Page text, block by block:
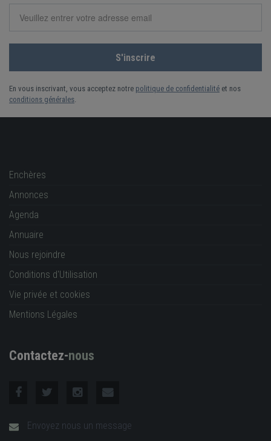
En vous inscrivant, vous acceptez notre politique de confidentialité et nos
conditions générales
Enchères
Annonces
Agenda
Annuaire
Nous rejoindre
Conditions d'Utilisation
Vie privée et cookies
Mentions Légales
Contactez-nous
Envoyez nous un message